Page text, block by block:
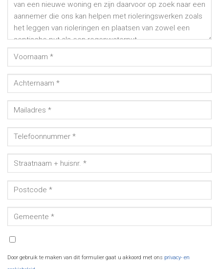
Door gebruik te maken van dit formulier gaat u akkoord met ons privacy- en